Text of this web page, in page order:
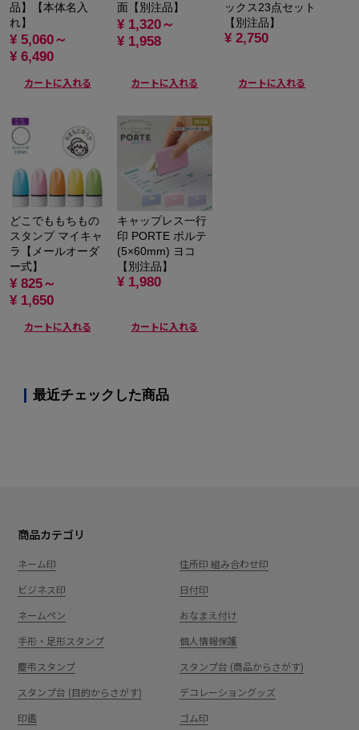
品】【本体名入
れ】
¥ 5,060～
¥ 6,490
カートに入れる
面【別注品】
¥ 1,320～
¥ 1,958
カートに入れる
ックス23点セット
【別注品】
¥ 2,750
カートに入れる
どこでももちもの
スタンプ マイキャ
ラ【メールオーダ
ー式】
¥ 825～
¥ 1,650
カートに入れる
キャップレス一行
印 PORTE ポルテ
(5×60mm) ヨコ
【別注品】
¥ 1,980
カートに入れる
最近チェックした商品
商品カテゴリ
ネーム印
住所印 組み合わせ印
ビジネス印
日付印
ネームペン
おなまえ付け
手形・足形スタンプ
個人情報保護
慶弔スタンプ
スタンプ台 (商品からさがす)
スタンプ台 (目的からさがす)
デコレーショングッズ
印鑑
ゴム印